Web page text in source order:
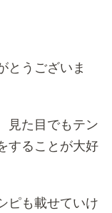
とうございま
見た目でもテン
することが大好
ピも載せていけ